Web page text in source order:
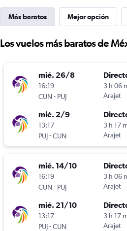
Más baratos Mejor opción
Los vuelos más baratos de
mié. 26/8
16:19
CUN- PUJ
3 h 06
Arajet
mié. 2/9
13:17
PUJ-CUN
3 h 17
Arajet
mié. 14/10
16:19
CUN- PUJ
3 h 06
Arajet
mié. 21/10
13:17
PUJ-CUN
3 h 17
Arajet